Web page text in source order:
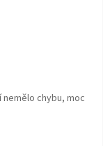
chybu, moc